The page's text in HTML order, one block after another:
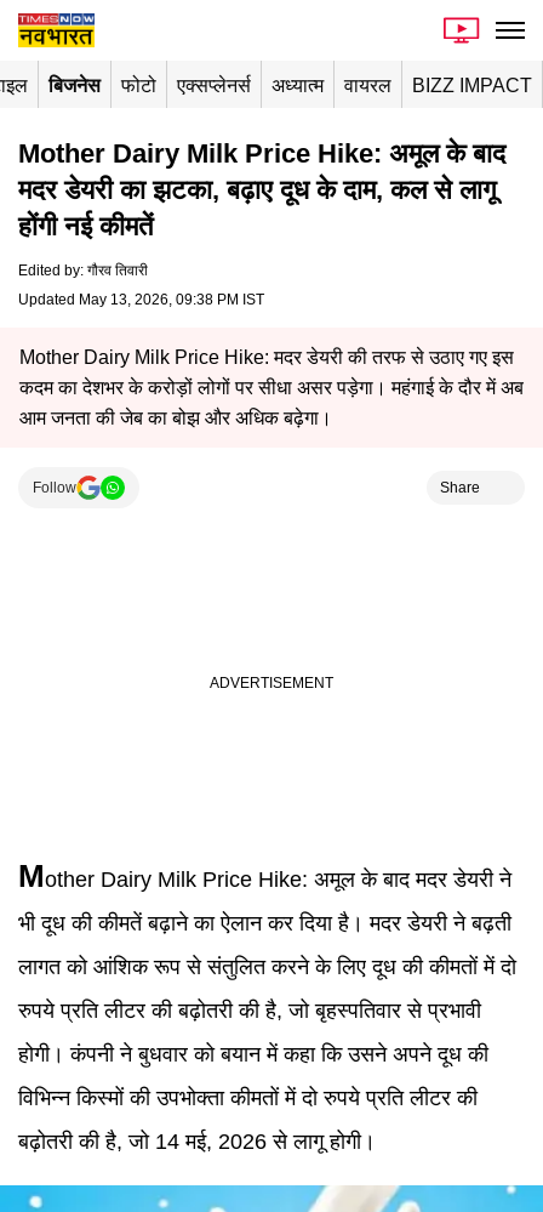
बिजनेस फोटो एक्सप्लेनर्स अध्यात्म वायरल BIZZ IMPACT
Mother Dairy Milk Price Hike: अमूल के बाद
मदर डेयरी का झटका, बढ़ाए दूध के दाम, कल से लागू
होंगी नई कीमतें
Edited by: गौरव तिवारी
Updated May 13, 2026, 09:38 PM IST
Mother Dairy Milk Price Hike: मदर डेयरी की तरफ से उठाए गए इस
कदम का देशभर के करोड़ों लोगों पर सीधा असर पड़ेगा। महंगाई के दौर में अब
आम जनता की जेब का बोझ और अधिक बढ़ेगा।
Follow Share
Mother Dairy Milk Price Hike: अमूल के बाद मदर डेयरी ने
भी दूध की कीमतें बढ़ाने का ऐलान कर दिया है। मदर डेयरी ने बढ़ती
लागत को आंशिक रूप से संतुलित करने के लिए दूध की कीमतों में दो
रुपये प्रति लीटर की बढ़ोतरी की है, जो बृहस्पतिवार से प्रभावी
होगी। कंपनी ने बुधवार को बयान में कहा कि उसने अपने दूध की
विभिन्न किस्मों की उपभोक्ता कीमतों में दो रुपये प्रति लीटर की
बढ़ोतरी की है, जो 14 मई, 2026 से लागू होगी।